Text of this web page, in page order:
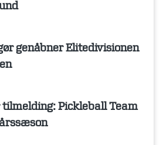
genåbner Elitedivisionen
tilmelding: Pickleball Team